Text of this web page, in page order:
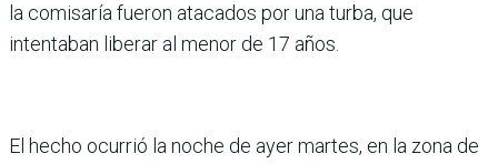
la comisaría fueron atacados por una turba, que
intentaban liberar al menor de 17 años.
El hecho ocurrió la noche de ayer martes, en la zona de